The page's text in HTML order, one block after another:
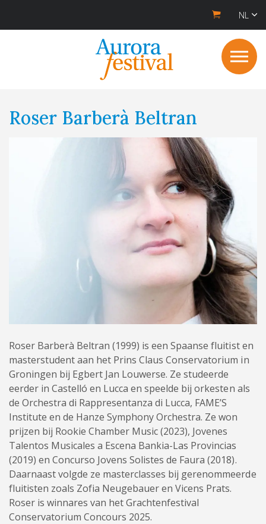
NL
Roser Barberà Beltran
Roser Barberà Beltran (1999) is een Spaanse fluitist en
masterstudent aan het Prins Claus Conservatorium in
Groningen bij Egbert Jan Louwerse. Ze studeerde
eerder in Castelló en Lucca en speelde bij orkesten als
de Orchestra di Rappresentanza di Lucca, FAME’S
Institute en de Hanze Symphony Orchestra. Ze won
prijzen bij Rookie Chamber Music (2023), Jovenes
Talentos Musicales a Escena Bankia-Las Provincias
(2019) en Concurso Jovens Solistes de Faura (2018).
Daarnaast volgde ze masterclasses bij gerenommeerde
fluitisten zoals Zofia Neugebauer en Vicens Prats.
Roser is winnares van het Grachtenfestival
Conservatorium Concours 2025.